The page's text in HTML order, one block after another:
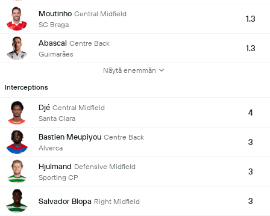
Moutinho Central Midfield
SC Braga
1.3
Abascal Centre Back
Guimarães
1.3
Näytä enemmän
Interceptions
Djé Central Midfield
Santa Clara
4
Bastien Meupiyou Centre Back
Alverca
3
Hjulmand Defensive Midfield
Sporting CP
3
Salvador Blopa Right Midfield 3